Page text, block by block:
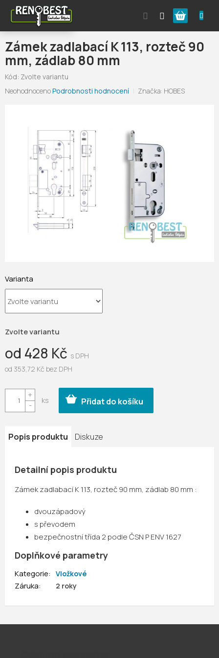
obsah
Nákupní
košík
Zámek zadlabací K 113, rozteč 90
mm, zádlab 80 mm
Kód: Zvolte variantu
Průměrné
hvězdiček.
NeohodnocenoPodrobnosti hodnocení Značka: HOBES
od 428 Kč
od 353,72 Kč bez DPH
cena:
Zvolte variantu
Varianta
Přidat do košíku
Popis produktu Diskuze
Detailní popis produktu
Zámek zadlabací K 113, rozteč 90 mm, zádlab 80 mm :
dvouzápadový
s převodem
bezpečnostní třída 2 podle ČSN P ENV 1627
Doplňkové parametry
Kategorie: Vložkové
Záruka: 2 roky